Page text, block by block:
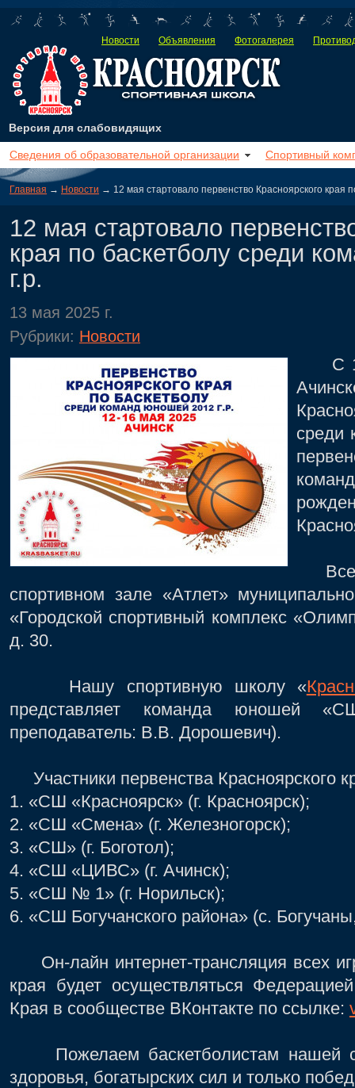
Новости Объявления Фотогалерея
Версия для слабовидящих
Сведения об образовательной организации Спортивный
Главная → Новости → 12 мая стартовало первенство Красноярского края
12 мая стартовало
края по баскетболу среди
г.р.
13 мая 2025 г.
Рубрики: Новости
С 12
среди
Все
спортивном зале «Атлет»
«Городской спортивный комплекс
д. 30.
Нашу спортивную школу «
представляет команда юношей
преподаватель: В.В. Дорошевич).
Участники первенства Красноярского
1. «СШ «Красноярск» (г. Красноярск);
2. «СШ «Смена» (г. Железногорск);
3. «СШ» (г. Боготол);
4. «СШ «ЦИВС» (г. Ачинск);
5. «СШ № 1» (г. Норильск);
6. «СШ Богучанского района» (с.
Он-лайн интернет-трансляция всех
края будет осуществляться
Края в сообществе ВКонтакте по ссылке:
Пожелаем баскетболистам нашей
здоровья, богатырских сил и только